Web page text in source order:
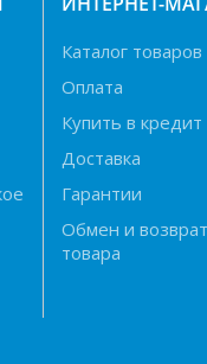
Каталог товаров
Оплата
Купить в кредит
Доставка
Гарантии
Обмен и возврат
товара